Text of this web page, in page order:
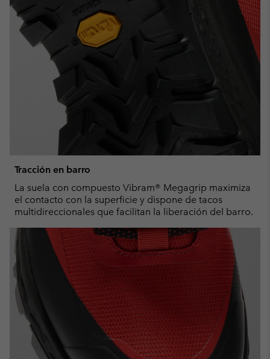
Tracción en barro
La suela con compuesto Vibram® Megagrip maximiza
el contacto con la superficie y dispone de tacos
multidireccionales que facilitan la liberación del barro.